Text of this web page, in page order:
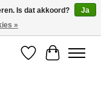
Verlanglijst
Is dat akkoord?
Ja
»